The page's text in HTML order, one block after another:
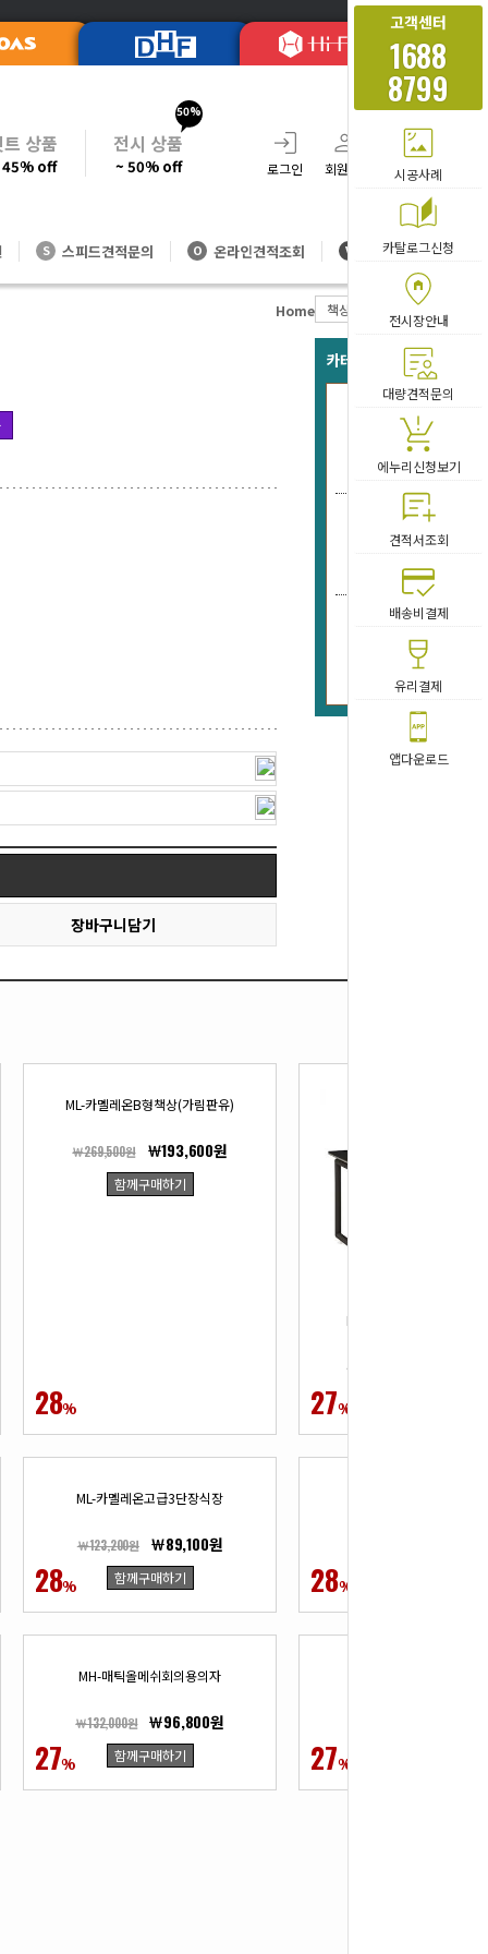
고객센터
1688
8799
시공사례
카탈로그신청
전시장안내
대량견적문의
에누리신청보기
견적서조회
배송비결제
유리결제
앱다운로드
트 상품
45% off
50%
전시 상품
~ 50% off 로그인 회원가입 주문조회
S 스피드견적문의 O 온라인견적조회 V 대량방문견적
Home 책상
장바구니담기
카테고리 베스트 아이템
PO-파일
28%
ML-카멜레온B형책상(가림판유)
￦269,500원 ￦193,600원
함께구매하기
27%
ML-카멜레온A형회의용테
￦308,000원
28%
ML-카멜레온고급3단장식장
￦123,200원 ￦89,100원
함께구매하기 28%
27%
MH-매틱올메쉬회의용의자
￦132,000원 ￦96,800원
함께구매하기 27%